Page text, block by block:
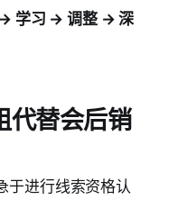
学习 → 调整 → 深
代替会后销
于进行线索资格认